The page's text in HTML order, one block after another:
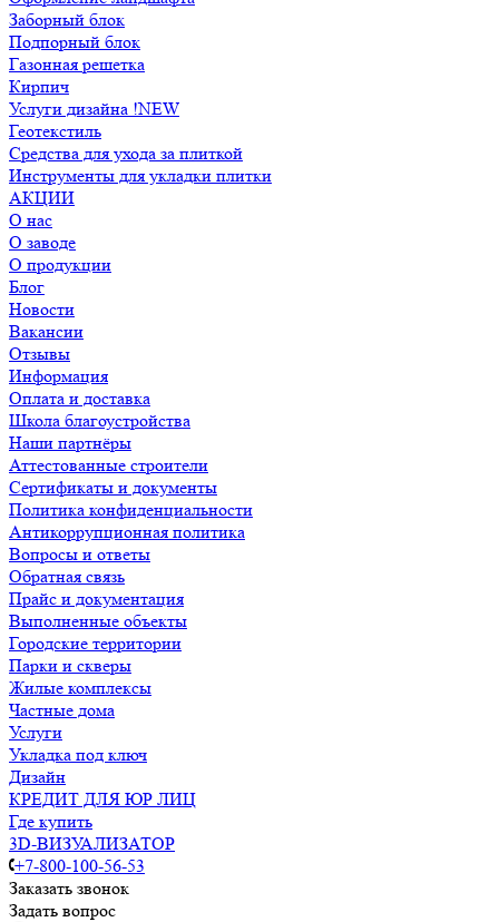
Заборный блок
Подпорный блок
Газонная решетка
Кирпич
Услуги дизайна !NEW
Геотекстиль
Средства для ухода за плиткой
Инструменты для укладки плитки
АКЦИИ
О нас
О заводе
О продукции
Блог
Новости
Вакансии
Отзывы
Информация
Оплата и доставка
Школа благоустройства
Наши партнёры
Аттестованные строители
Сертификаты и документы
Политика конфиденциальности
Антикоррупционная политика
Вопросы и ответы
Обратная связь
Прайс и документация
Выполненные объекты
Городские территории
Парки и скверы
Жилые комплексы
Частные дома
Услуги
Укладка под ключ
Дизайн
КРЕДИТ ДЛЯ ЮР ЛИЦ
Где купить
3D-ВИЗУАЛИЗАТОР
+7-800-100-56-53
Заказать звонок
Задать вопрос